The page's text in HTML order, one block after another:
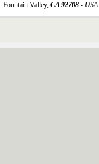
Fountain Valley, CA 92708 - USA